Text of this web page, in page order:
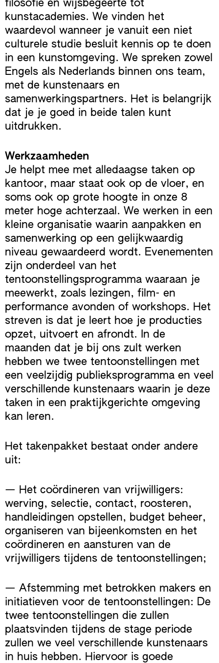
filosofie en wijsbegeerte tot
kunstacademies. We vinden het
waardevol wanneer je vanuit een niet
culturele studie besluit kennis op te doen
in een kunstomgeving. We spreken zowel
Engels als Nederlands binnen ons team,
met de kunstenaars en
samenwerkingspartners. Het is belangrijk
dat je je goed in beide talen kunt
uitdrukken.
Werkzaamheden
Je helpt mee met alledaagse taken op
kantoor, maar staat ook op de vloer, en
soms ook op grote hoogte in onze 8
meter hoge achterzaal. We werken in een
kleine organisatie waarin aanpakken en
samenwerking op een gelijkwaardig
niveau gewaardeerd wordt. Evenementen
zijn onderdeel van het
tentoonstellingsprogramma waaraan je
meewerkt, zoals lezingen, film- en
performance avonden of workshops. Het
streven is dat je leert hoe je producties
opzet, uitvoert en afrondt. In de
maanden dat je bij ons zult werken
hebben we twee tentoonstellingen met
een veelzijdig publieksprogramma en veel
verschillende kunstenaars waarin je deze
taken in een praktijkgerichte omgeving
kan leren.
Het takenpakket bestaat onder andere
uit:
— Het coördineren van vrijwilligers:
werving, selectie, contact, roosteren,
handleidingen opstellen, budget beheer,
organiseren van bijeenkomsten en het
coördineren en aansturen van de
vrijwilligers tijdens de tentoonstellingen;
— Afstemming met betrokken makers en
initiatieven voor de tentoonstellingen: De
twee tentoonstellingen die zullen
plaatsvinden tijdens de stage periode
zullen we veel verschillende kunstenaars
in huis hebben. Hiervoor is goede